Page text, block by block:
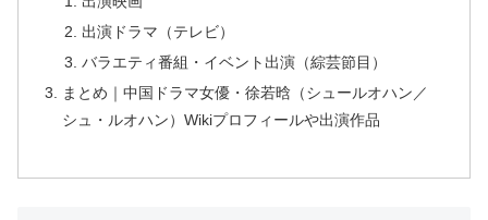
出演ドラマ（テレビ）
バラエティ番組・イベント出演（綜芸節目）
まとめ｜中国ドラマ女優・徐若晗（シュールオハン／
シュ・ルオハン）Wikiプロフィールや出演作品